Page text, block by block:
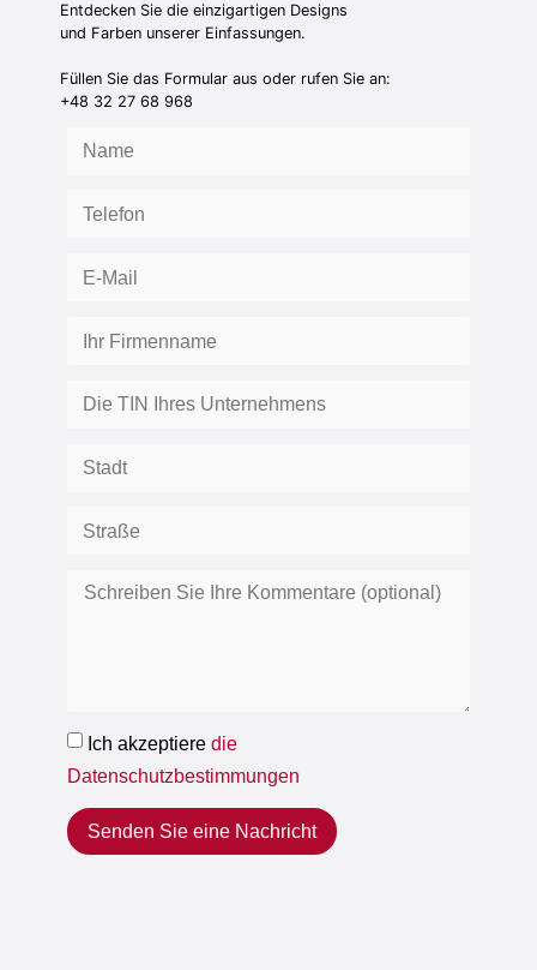
Entdecken Sie die einzigartigen Designs
und Farben unserer Einfassungen.
Füllen Sie das Formular aus oder rufen Sie an:
+48 32 27 68 968
Ich akzeptieredie
Datenschutzbestimmungen
Senden Sie eine Nachricht